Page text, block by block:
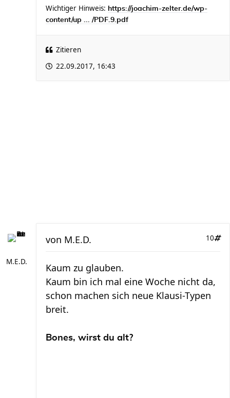
Wichtiger Hinweis: https://joachim-zelter.de/wp-
content/up ... /PDF.9.pdf
Zitieren
22.09.2017, 16:43
M.E.D.
10
von M.E.D.
Kaum zu glauben.
Kaum bin ich mal eine Woche nicht da,
schon machen sich neue Klausi-Typen
breit.
Bones, wirst du alt?